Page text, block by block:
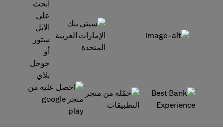
opens in a new tab
opens in a new tab